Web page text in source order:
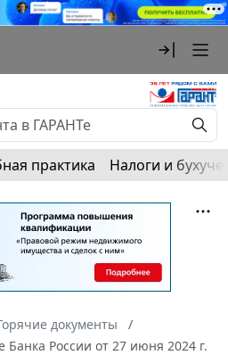
практика Налоги и
документы
Банка России от 27 июня 2024 г.